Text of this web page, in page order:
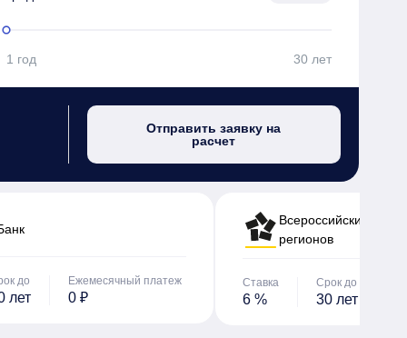
1 год 30 лет
Отправить заявку на
расчет
до
лет
Ежемесячный платеж
0 ₽
Всероссийский банк
регионов
Ставка
6 %
Срок до
30 лет